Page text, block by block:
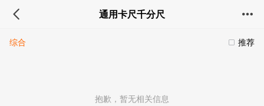
通用卡尺千分尺
推荐
综合
抱歉，暂无相关信息